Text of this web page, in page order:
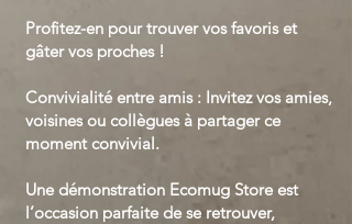
Profitez-en pour trouver vos favoris et
gâter vos proches !
Convivialité entre amis : Invitez vos amies,
voisines ou collègues à partager ce
moment convivial.
Une démonstration Ecomug Store est
l’occasion parfaite de se retrouver,